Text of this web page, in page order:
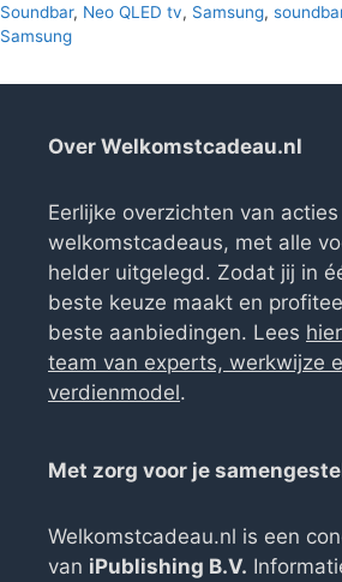
Soundbar, Neo QLED tv, Samsung,
Samsung
Over Welkomstcadeau.nl
Eerlijke overzichten van acties
welkomstcadeaus, met alle
helder uitgelegd. Zodat jij in
beste keuze maakt en
beste aanbiedingen. Lees
team van experts, werkwijze
verdienmodel.
Met zorg voor je
Welkomstcadeau.nl is een
van iPublishing B.V.